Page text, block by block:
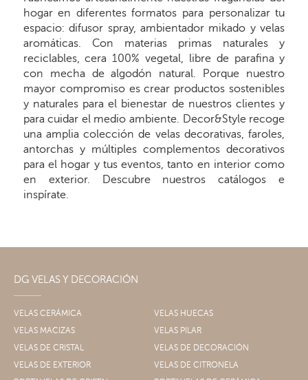
hogar en diferentes formatos para personalizar tu
espacio: difusor spray, ambientador mikado y velas
aromáticas. Con materias primas naturales y
reciclables, cera 100% vegetal, libre de parafina y
con mecha de algodón natural. Porque nuestro
mayor compromiso es crear productos sostenibles
y naturales para el bienestar de nuestros clientes y
para cuidar el medio ambiente. Decor&Style recoge
una amplia colección de velas decorativas, faroles,
antorchas y múltiples complementos decorativos
para el hogar y tus eventos, tanto en interior como
en exterior. Descubre nuestros catálogos e
inspírate.
DG VELAS Y DECORACIÓN
VELAS CERÁMICA
VELAS HUECAS
VELAS MACIZAS
VELAS PILAR
VELAS DE CRISTAL
VELAS DE DECORACIÓN
VELAS DE EXTERIOR
VELAS DE CITRONELA